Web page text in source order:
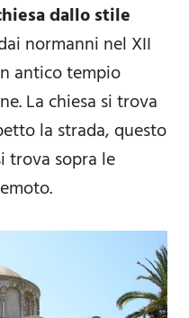
dallo stile
normanni nel XII
antico tempio
La chiesa si trova
la strada, questo
trova sopra le